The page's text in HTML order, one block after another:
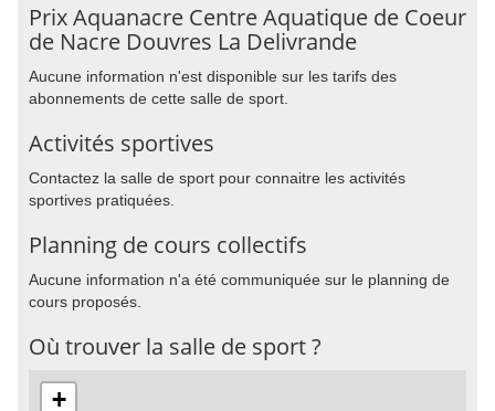
Prix Aquanacre Centre Aquatique de Coeur
de Nacre Douvres La Delivrande
Aucune information n'est disponible sur les tarifs des
abonnements de cette salle de sport.
Activités sportives
Contactez la salle de sport pour connaitre les activités
sportives pratiquées.
Planning de cours collectifs
Aucune information n'a été communiquée sur le planning de
cours proposés.
Où trouver la salle de sport ?
+